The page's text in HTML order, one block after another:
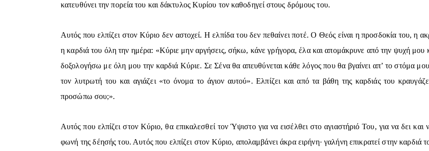
κατευθύνει την πορεία του και δάκτυλος Κυρίου τον καθοδηγεί στους δρόμους του.
Αυτός που ελπίζει στον Κύριο δεν αστοχεί. Η ελπίδα του δεν πεθαίνει ποτέ. Ο Θεός είναι η προσδοκία του, η
η καρδιά του όλη την ημέρα: «Κύριε μην αργήσεις, σήκω, κάνε γρήγορα, έλα και απομάκρυνε από την ψυχή
δοξολογήσω με όλη μου την καρδιά Κύριε. Σε Σένα θα απευθύνεται κάθε λόγος που θα βγαίνει απ’ το στόμα
τον λυτρωτή του και αγιάζει «το όνομα το άγιον αυτού». Ελπίζει και από τα βάθη της καρδιάς του
προσώπω σου;».
Αυτός που ελπίζει στον Κύριο, θα επικαλεσθεί τον Ύψιστο για να εισέλθει στο αγιαστήριό Του, για να δει
φωνή της δέησής του. Αυτός που ελπίζει στον Κύριο, απολαμβάνει άκρα ειρήνη· γαλήνη επικρατεί στην καρδιά